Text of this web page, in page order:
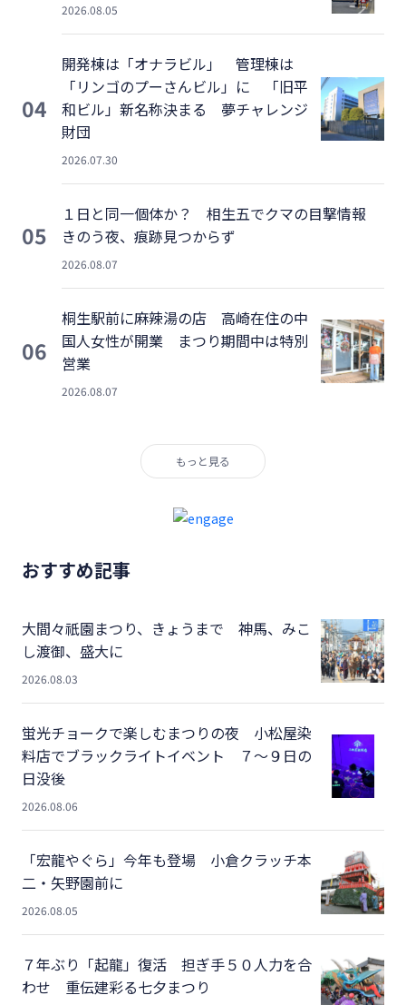
2026.08.05
04
開発棟は「オナラビル」 管理棟は
「リンゴのプーさんビル」に 「旧平
和ビル」新名称決まる 夢チャレンジ
財団
2026.07.30
05
１日と同一個体か？ 相生五でクマの目撃情報
きのう夜、痕跡見つからず
2026.08.07
06
桐生駅前に麻辣湯の店 高崎在住の中
国人女性が開業 まつり期間中は特別
営業
2026.08.07
もっと見る
おすすめ記事
大間々祇園まつり、きょうまで 神馬、みこ
し渡御、盛大に
2026.08.03
蛍光チョークで楽しむまつりの夜 小松屋染
料店でブラックライトイベント ７～９日の
日没後
2026.08.06
「宏龍やぐら」今年も登場 小倉クラッチ本
二・矢野園前に
2026.08.05
７年ぶり「起龍」復活 担ぎ手５０人力を合
わせ 重伝建彩る七夕まつり